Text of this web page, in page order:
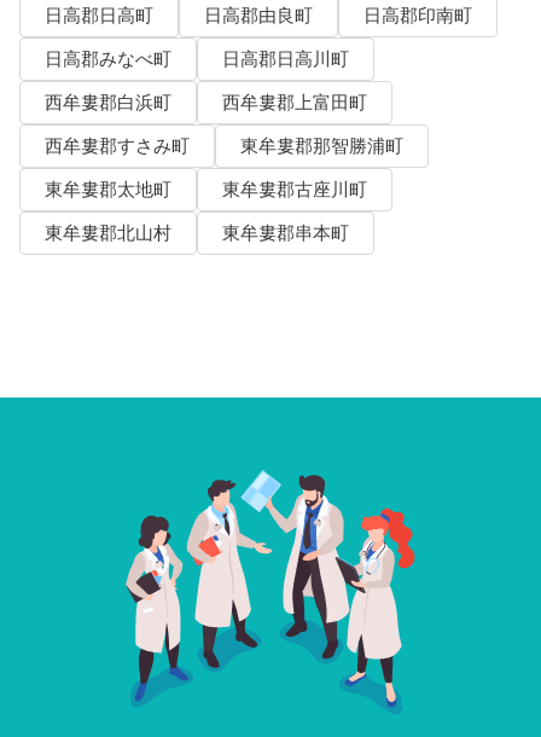
日高郡日高町
日高郡由良町
日高郡印南町
日高郡みなべ町
日高郡日高川町
西牟婁郡白浜町
西牟婁郡上富田町
西牟婁郡すさみ町
東牟婁郡那智勝浦町
東牟婁郡太地町
東牟婁郡古座川町
東牟婁郡北山村
東牟婁郡串本町